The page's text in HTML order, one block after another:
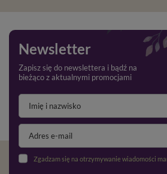
Newsletter
Zapisz się do newslettera i bądź na
bieżąco z aktualnymi promocjami
Zgadzam się na otrzymywanie wiadomości marketingowych na podany adres e-mail